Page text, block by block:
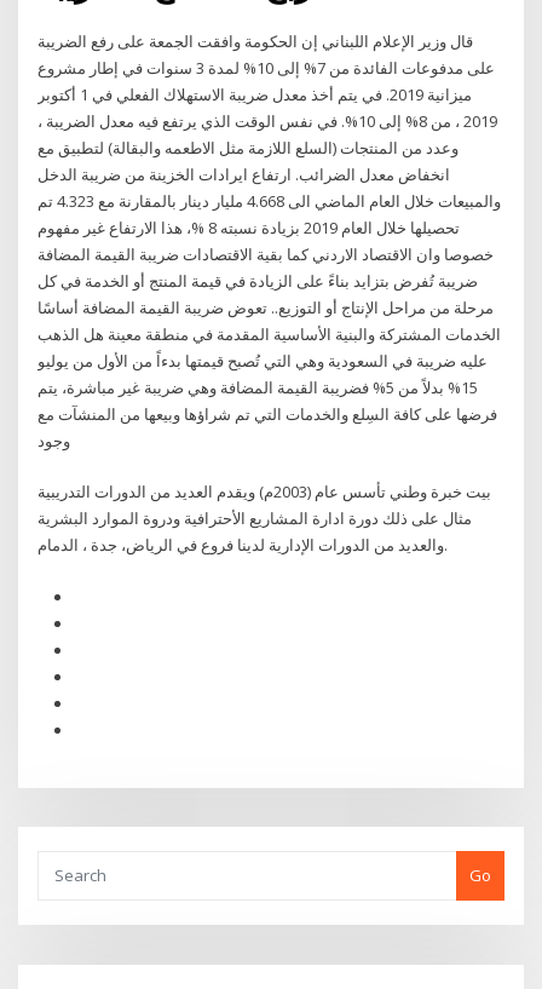
قال وزير الإعلام اللبناني إن الحكومة وافقت الجمعة على رفع الضريبة
على مدفوعات الفائدة من 7% إلى 10% لمدة 3 سنوات في إطار مشروع
ميزانية 2019. في يتم أخذ معدل ضريبة الاستهلاك الفعلي في 1 أكتوبر
2019 ، من 8% إلى 10%. في نفس الوقت الذي يرتفع فيه معدل الضريبة ،
وعدد من المنتجات (السلع اللازمة مثل الاطعمه والبقالة) لتطبيق مع
انخفاض معدل الضرائب. ارتفاع ايرادات الخزينة من ضريبة الدخل
والمبيعات خلال العام الماضي الى 4.668 مليار دينار بالمقارنة مع ‏‏4.323 تم
تحصيلها خلال العام 2019 بزيادة نسبته 8 %، هذا الارتفاع غير مفهوم
خصوصا وان الاقتصاد الاردني كما بقية الاقتصادات ضريبة القيمة المضافة
ضريبة تُفرض بتزايد بناءً على الزيادة في قيمة المنتج أو الخدمة في كل
مرحلة من مراحل الإنتاج أو التوزيع.. تعوض ضريبة القيمة المضافة أساسًا
الخدمات المشتركة والبنية الأساسية المقدمة في منطقة معينة هل الذهب
عليه ضريبة في السعودية وهي التي تُصبح قيمتها بدءاً من الأول من يوليو
15% بدلاً من 5% فضريبة القيمة المضافة وهي ضريبة غير مباشرة، يتم
فرضها على كافة السِلع والخدمات التي تم شراؤها وبيعها من المنشآت مع
وجود
بيت خبرة وطني تأسس عام (2003م) ويقدم العديد من الدورات التدريبية
مثال على ذلك دورة ادارة المشاريع الأحترافية ودروة الموارد البشرية
والعديد من الدورات الإدارية لدينا فروع في الرياض، جدة ، الدمام.
Go